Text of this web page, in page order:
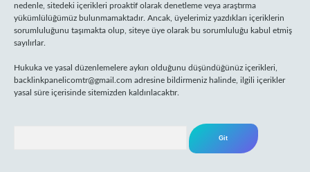
nedenle, sitedeki içerikleri proaktif olarak denetleme veya araştırma
yükümlülüğümüz bulunmamaktadır. Ancak, üyelerimiz yazdıkları içeriklerin
sorumluluğunu taşımakta olup, siteye üye olarak bu sorumluluğu kabul etmiş
sayılırlar.
Hukuka ve yasal düzenlemelere aykırı olduğunu düşündüğünüz içerikleri,
backlinkpanelicomtr@gmail.com adresine bildirmeniz halinde, ilgili içerikler
yasal süre içerisinde sitemizden kaldırılacaktır.